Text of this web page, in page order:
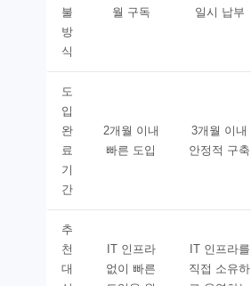
불
방
식
월 구독
일시 납부
도
입
완
료
기
간
2개월 이내
빠른 도입
3개월 이내
안정적 구축
추
천
대
IT 인프라
없이 빠른
IT 인프라를
직접 소유하